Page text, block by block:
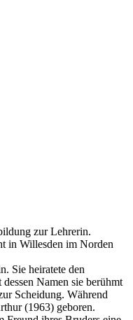
zur Lehrerin.
in Willesden im Norden
Sie heiratete den
Namen sie berühmt
Scheidung. Während
(1963) geboren.